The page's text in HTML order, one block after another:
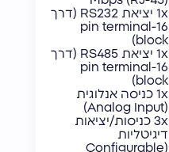
1x יציאת RS232 (דרך
16-pin terminal
block)
1x יציאת RS485 (דרך
16-pin terminal
block)
1x כניסה אנלוגית
(Analog Input)
3x כניסות/יציאות
דיגיטליות
(Configurable